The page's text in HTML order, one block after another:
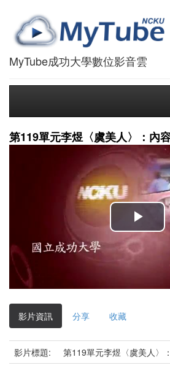
MyTube成功大學數位影音雲
第119單元李煜〈虞美人〉：內容
播
放
影
影片資訊 分享 收藏
影片標題:
第119單元李煜〈虞美人〉